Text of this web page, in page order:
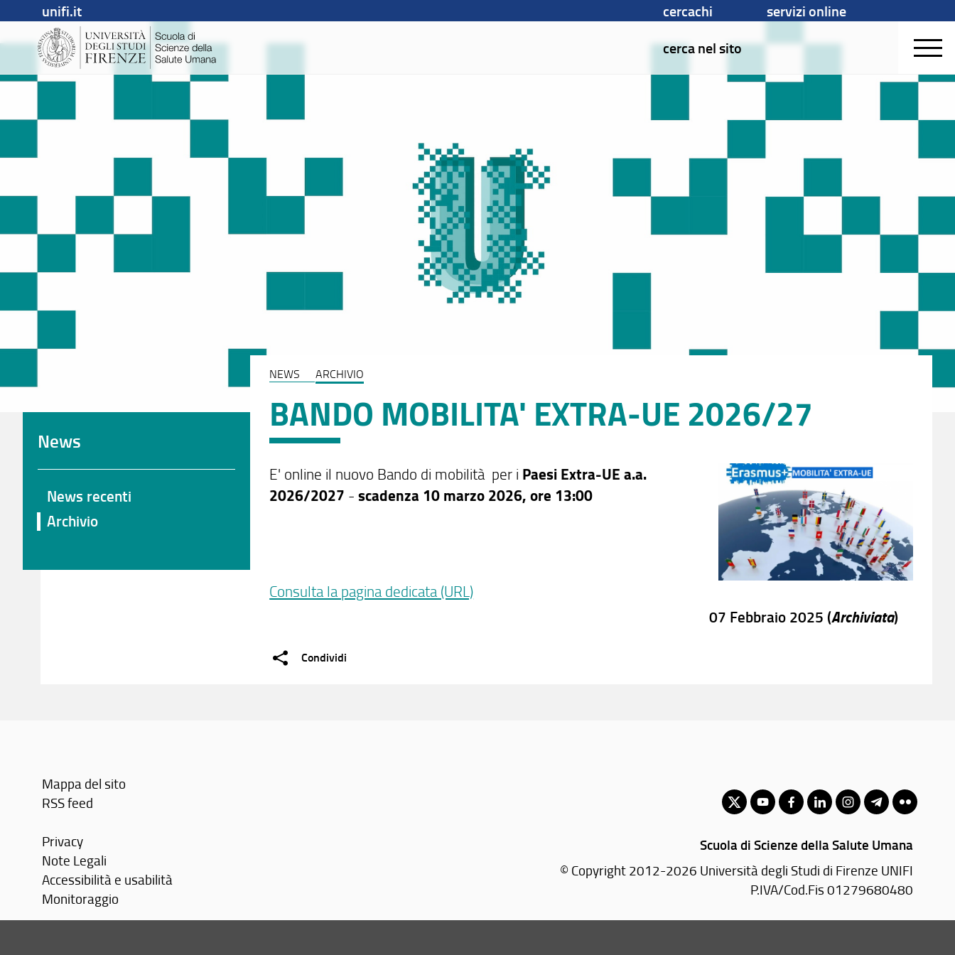
unifi.it cercachi
servizi online
cerca nel sito
NEWS ARCHIVIO
BANDO MOBILITA' EXTRA-UE 2026/27
E' online il nuovo Bando di mobilità per i Paesi Extra-UE a.a.
2026/2027 -scadenza 10 marzo 2026, ore 13:00
Consulta la pagina dedicata (URL)
07 Febbraio 2025 (Archiviata)
Condividi
News
News recenti
Archivio
Mappa del sito
RSS feed
Privacy
Note Legali
Accessibilità e usabilità
Monitoraggio
Scuola di Scienze della Salute Umana
© Copyright 2012-2026 Università degli Studi di Firenze UNIFI
P.IVA/Cod.Fis 01279680480